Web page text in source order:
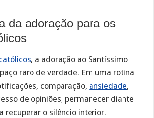
da adoração para os
, a adoração ao Santíssimo
raro de verdade. Em uma rotina
comparação, ansiedade,
de opiniões, permanecer diante
recuperar o silêncio interior.